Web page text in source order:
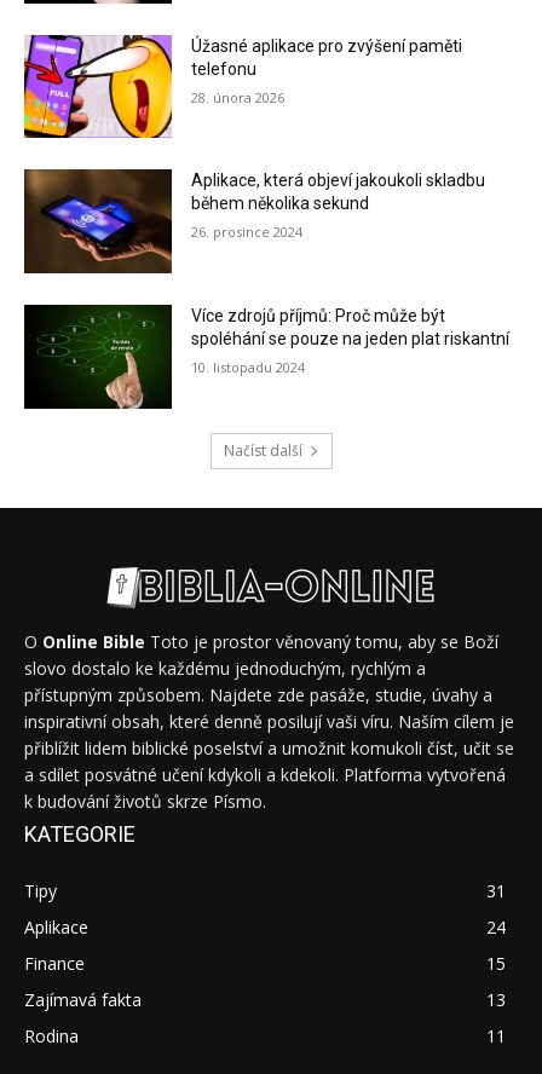
Úžasné aplikace pro zvýšení paměti
telefonu
28. února 2026
Aplikace, která objeví jakoukoli skladbu
během několika sekund
26. prosince 2024
Více zdrojů příjmů: Proč může být
spoléhání se pouze na jeden plat riskantní
10. listopadu 2024
Načíst další
O Online Bible Toto je prostor věnovaný tomu, aby se Boží
slovo dostalo ke každému jednoduchým, rychlým a
přístupným způsobem. Najdete zde pasáže, studie, úvahy a
inspirativní obsah, které denně posilují vaši víru. Naším cílem je
přiblížit lidem biblické poselství a umožnit komukoli číst, učit se
a sdílet posvátné učení kdykoli a kdekoli. Platforma vytvořená
k budování životů skrze Písmo.
KATEGORIE
Tipy
31
Aplikace
24
Finance
15
Zajímavá fakta
13
Rodina
11